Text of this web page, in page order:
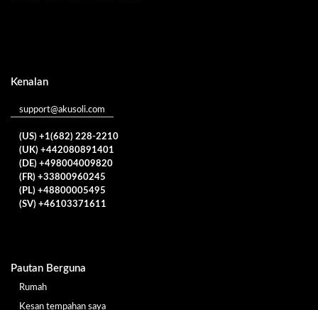
Kenalan
support@akusoli.com
(US) +1(682) 228-2210
(UK) +442080891401
(DE) +498004009820
(FR) +33800960245
(PL) +48800005495
(SV) +46103371611
Pautan Berguna
Rumah
Kesan tempahan saya